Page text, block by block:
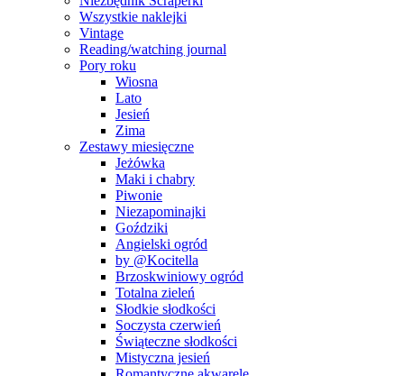
Wszystkie naklejki
Vintage
Reading/watching journal
Pory roku
Wiosna
Lato
Jesień
Zima
Zestawy miesięczne
Jeżówka
Maki i chabry
Piwonie
Niezapominajki
Goździki
Angielski ogród
by @Kocitella
Brzoskwiniowy ogród
Totalna zieleń
Słodkie słodkości
Soczysta czerwień
Świąteczne słodkości
Mistyczna jesień